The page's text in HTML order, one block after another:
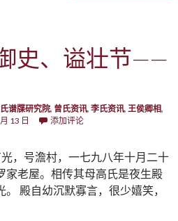
史、谥壮节——
谱牒研究院, 曾氏资讯, 李氏资讯, 王侯卿相,
13 日 添加评论
，号澹村，一七九八年十月二十
家老屋。相传其母高氏是夜生殿
殿自幼沉默寡言，很少嬉笑，